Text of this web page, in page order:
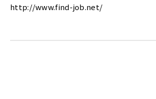
http://www.find-job.net/